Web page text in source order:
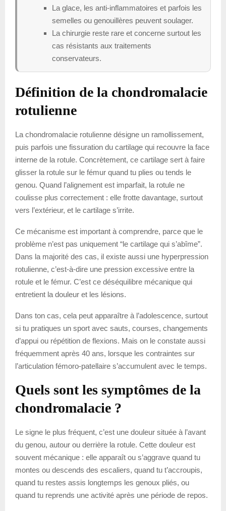
La glace, les anti-inflammatoires et parfois les
semelles ou genouillères peuvent soulager.
La chirurgie reste rare et concerne surtout les
cas résistants aux traitements
conservateurs.
Définition de la chondromalacie
rotulienne
La chondromalacie rotulienne désigne un ramollissement,
puis parfois une fissuration du cartilage qui recouvre la face
interne de la rotule. Concrètement, ce cartilage sert à faire
glisser la rotule sur le fémur quand tu plies ou tends le
genou. Quand l’alignement est imparfait, la rotule ne
coulisse plus correctement : elle frotte davantage, surtout
vers l’extérieur, et le cartilage s’irrite.
Ce mécanisme est important à comprendre, parce que le
problème n’est pas uniquement “le cartilage qui s’abîme”.
Dans la majorité des cas, il existe aussi une hyperpression
rotulienne, c’est-à-dire une pression excessive entre la
rotule et le fémur. C’est ce déséquilibre mécanique qui
entretient la douleur et les lésions.
Dans ton cas, cela peut apparaître à l’adolescence, surtout
si tu pratiques un sport avec sauts, courses, changements
d’appui ou répétition de flexions. Mais on le constate aussi
fréquemment après 40 ans, lorsque les contraintes sur
l’articulation fémoro-patellaire s’accumulent avec le temps.
Quels sont les symptômes de la
chondromalacie ?
Le signe le plus fréquent, c’est une douleur située à l’avant
du genou, autour ou derrière la rotule. Cette douleur est
souvent mécanique : elle apparaît ou s’aggrave quand tu
montes ou descends des escaliers, quand tu t’accroupis,
quand tu restes assis longtemps les genoux pliés, ou
quand tu reprends une activité après une période de repos.